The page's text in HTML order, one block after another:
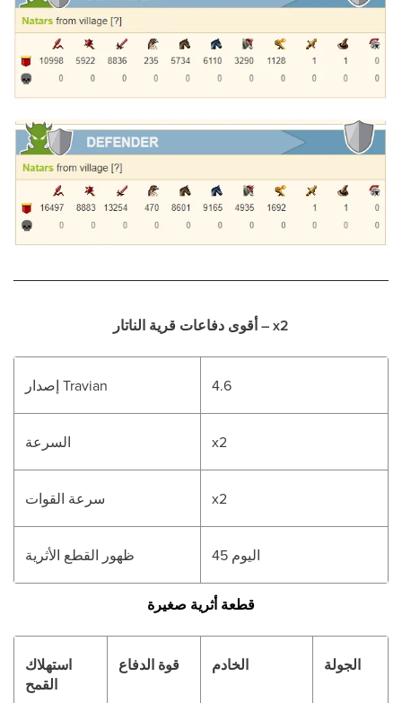
أقوى دفاعات قرية الناتار – x2
إصدار Travian 4.6
السرعة x2
سرعة القوات x2
ظهور القطع الأثرية اليوم 45
قطعة أثرية صغيرة
استهلاك
القمح
قوة الدفاع الخادم الجولة